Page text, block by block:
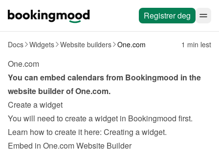
Registrer deg
Docs Widgets Website builders One.com 1 min lest
One.com
You can embed calendars from Bookingmood in the
website builder of One.com.
Create a widget
You will need to create a widget in Bookingmood first.
Learn how to create it here: Creating a widget.
Embed in One.com Website Builder